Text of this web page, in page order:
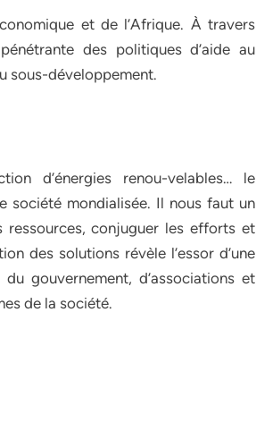
et de l’Afrique. À travers
des politiques d’aide au
sous-développement.
d’énergies renou-velables… le
société mondialisée. Il nous faut un
ressources, conjuguer les efforts et
des solutions révèle l’essor d’une
gouvernement, d’associations et
de la société.